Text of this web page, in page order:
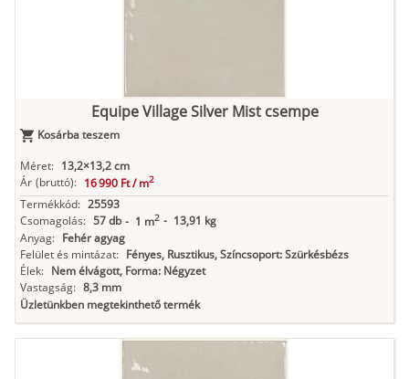
Equipe Village Silver Mist csempe
Kosárba teszem
Méret: 13,2×13,2 cm
Ár (bruttó): 16 990 Ft /m2
Termékkód: 25593
Csomagolás: 57 db - 1 m2 - 13,91 kg
Anyag: Fehér agyag
Felület és mintázat: Fényes, Rusztikus, Színcsoport: Szürkésbézs
Élek: Nem élvágott, Forma: Négyzet
Vastagság: 8,3 mm
Üzletünkben megtekinthető termék